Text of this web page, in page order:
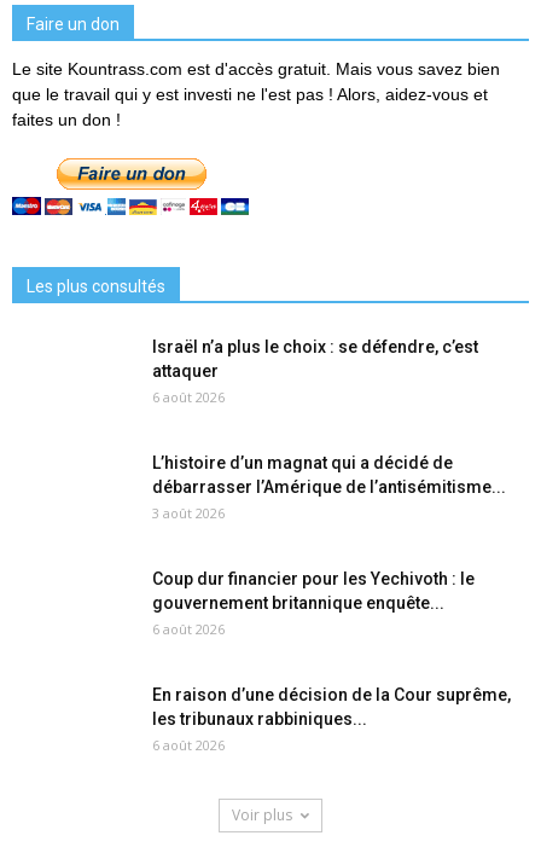
Faire un don
Le site Kountrass.com est d'accès gratuit. Mais vous savez bien
que le travail qui y est investi ne l'est pas ! Alors, aidez-vous et
faites un don !
Les plus consultés
Israël n’a plus le choix : se défendre, c’est
attaquer
6 août 2026
L’histoire d’un magnat qui a décidé de
débarrasser l’Amérique de l’antisémitisme...
3 août 2026
Coup dur financier pour les Yechivoth : le
gouvernement britannique enquête...
6 août 2026
En raison d’une décision de la Cour suprême,
les tribunaux rabbiniques...
6 août 2026
Voir plus